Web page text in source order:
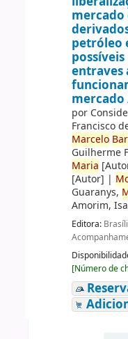
mercado
petróleo
possíveis
entraves
mercado
por
Francisco
Marcelo
Guilherme
Maria
[Autor] |
Guaranys,
Amorim,
Editora:
[Número de